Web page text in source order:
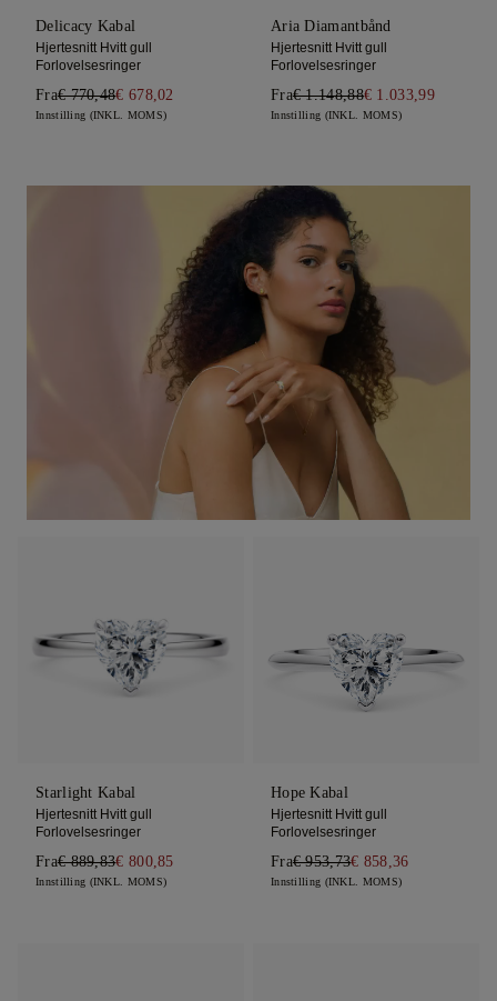
Delicacy Kabal
Hjertesnitt Hvitt gull
Forlovelsesringer
Fra€ 770,48€ 678,02
Innstilling (INKL. MOMS)
Aria Diamantbånd
Hjertesnitt Hvitt gull
Forlovelsesringer
Fra€ 1.148,88€ 1.033,99
Innstilling (INKL. MOMS)
Starlight Kabal
Hjertesnitt Hvitt gull
Forlovelsesringer
Fra€ 889,83€ 800,85
Innstilling (INKL. MOMS)
Hope Kabal
Hjertesnitt Hvitt gull
Forlovelsesringer
Fra€ 953,73€ 858,36
Innstilling (INKL. MOMS)